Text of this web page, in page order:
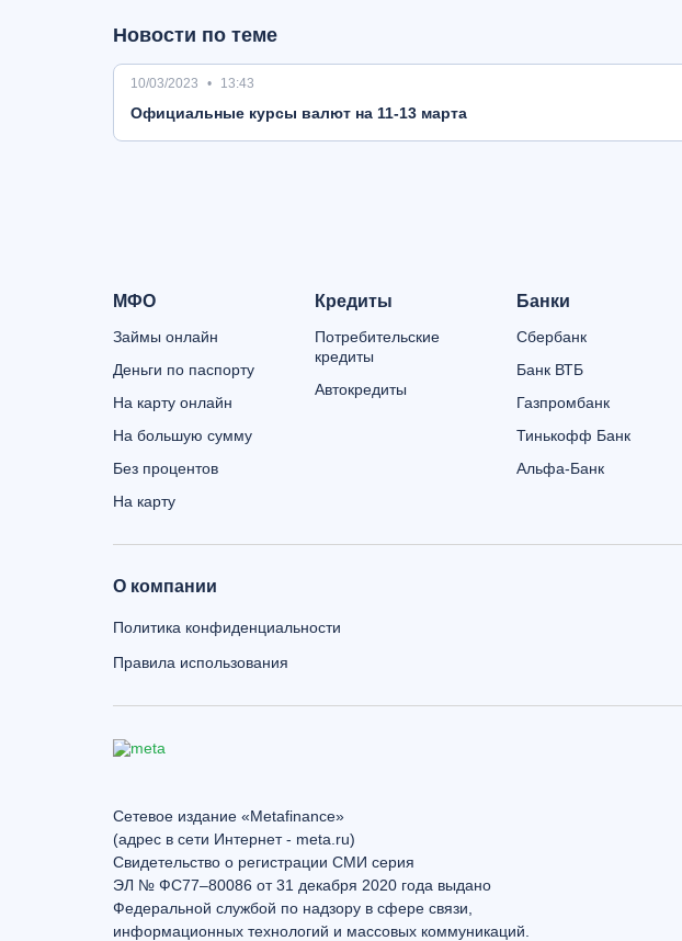
Новости по теме
10/03/2023 13:43
Oфициальные курсы валют на 11-13 марта
МФО
Займы онлайн
Деньги по паспорту
На карту онлайн
На большую сумму
Без процентов
На карту
Кредиты
Потребительские
кредиты
Автокредиты
Банки
Сбербанк
Банк ВТБ
Газпромбанк
Тинькофф Банк
Альфа-Банк
О компании
Политика конфиденциальности
Правила использования
Сетевое издание «Metafinance»
(адрес в сети Интернет - meta.ru)
Свидетельство о регистрации СМИ серия
ЭЛ № ФС77–80086 от 31 декабря 2020 года выдано
Федеральной службой по надзору в сфере связи,
информационных технологий и массовых коммуникаций.